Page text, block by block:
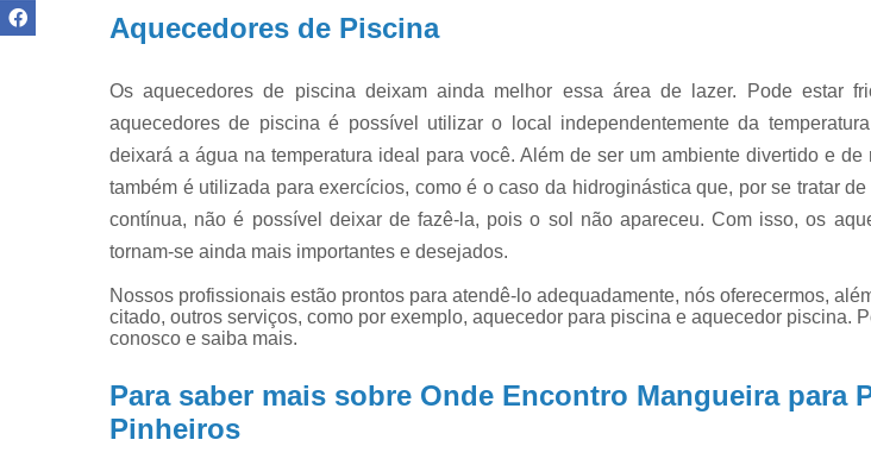
Limpeza e
Manutenção
Manutenção
Limpeza de
Limpeza de Piscina
Aquecedores de Piscina
Os aquecedores de piscina deixam ainda melhor essa área de lazer. Pode estar
aquecedores de piscina é possível utilizar o local independentemente da
deixará a água na temperatura ideal para você. Além de ser um ambiente divertido e de
também é utilizada para exercícios, como é o caso da hidroginástica que, por se tratar
contínua, não é possível deixar de fazê-la, pois o sol não apareceu. Com isso, os
tornam-se ainda mais importantes e desejados.
Nossos profissionais estão prontos para atendê-lo adequadamente, nós oferecermos,
citado, outros serviços, como por exemplo, aquecedor para piscina e aquecedor piscina.
conosco e saiba mais.
Para saber mais sobre Onde Encontro Mangueira para
Pinheiros